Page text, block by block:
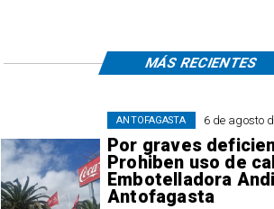
6 de agosto
Por graves
Prohiben uso de
Embotelladora
Antofagasta
ANTOFAGASTA
MÁS RECIENTES